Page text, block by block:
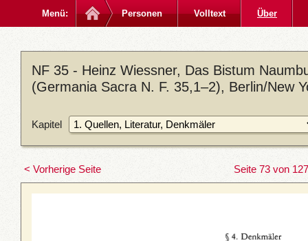
Menü: Personen Volltext Über
NF 35 - Heinz Wiessner, Das Bistum
(Germania Sacra N. F. 35,1–2), Berlin/New
Kapitel
< Vorherige Seite Seite 73 von